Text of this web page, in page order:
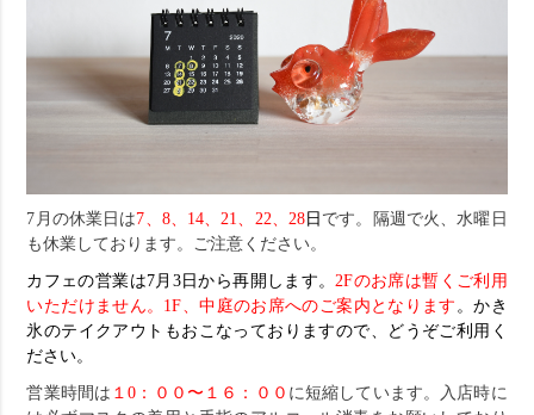
7月の休業日は7、8、14、21、22、28日 です。隔週で火、水曜日
も休業しております。ご注意ください。
カフェの営業は7月3日から再開します。 2Fのお席は暫くご利用
いただけません。1F、中庭のお席へのご案内となります 。かき
氷のテイクアウトもおこなっておりますので、どうぞご利用く
ださい。
営業時間は １0：００〜１６：００ に短縮しています。入店時に